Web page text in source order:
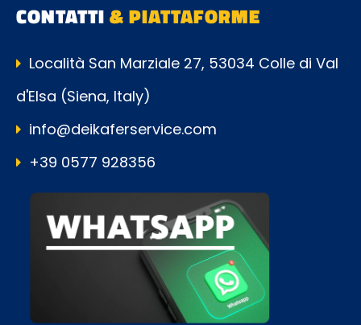
CONTATTI& PIATTAFORME
Località San Marziale 27, 53034 Colle di Val
d'Elsa (Siena, Italy)
info@deikaferservice.com
+39 0577 928356